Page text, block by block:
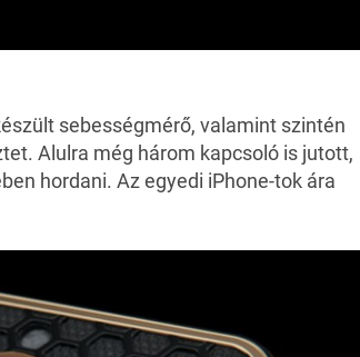
sebességmérő, valamint szintén
Alulra még három kapcsoló is jutott,
hordani. Az egyedi iPhone-tok ára